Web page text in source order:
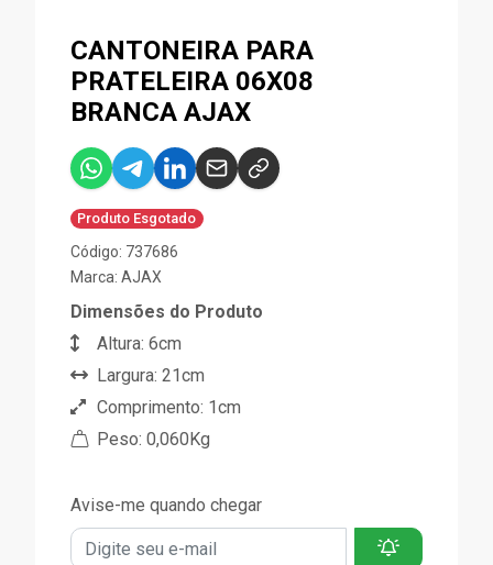
CANTONEIRA PARA
PRATELEIRA 06X08
BRANCA AJAX
Produto Esgotado
Código: 737686
Marca: AJAX
Dimensões do Produto
Altura: 6cm
Largura: 21cm
Comprimento: 1cm
Peso: 0,060Kg
Avise-me quando chegar